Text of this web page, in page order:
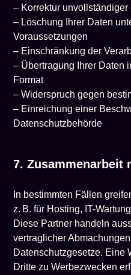
– Korrektur
– Löschung Ihrer Daten
Voraussetzungen
– Einschränkung der
– Übertragung Ihrer Daten
Format
– Widerspruch gegen
– Einreichung einer
Datenschutzbehörde
7. Zusammenarbeit
In bestimmten Fällen
z. B. für Hosting, IT-
Diese Partner handeln
vertraglicher
Datenschutzgesetze. Eine
Dritte zu Werbezwecken